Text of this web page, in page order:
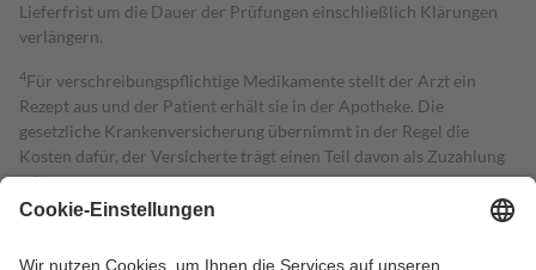
Lieferfrist um die Dauer der Prüfungen einschließlich Klärungen
verlängern.
4Für verschreibungspflichtige Medikamente stellt der Arzt ein
Rezept aus und der Patient erhält sie in der Apotheke. Die
gesetzliche Krankenversicherung übernimmt in der Regel die
Kosten dafür, der Versicherte trägt einen Teil davon als Zuzahlung
mit.
Grundsätzlich leisten Mitglieder Zuzahlungen in Höhe von zehn
höchstens zehn Euro.
Es sind jedoch nie mehr als die tatsächlichen